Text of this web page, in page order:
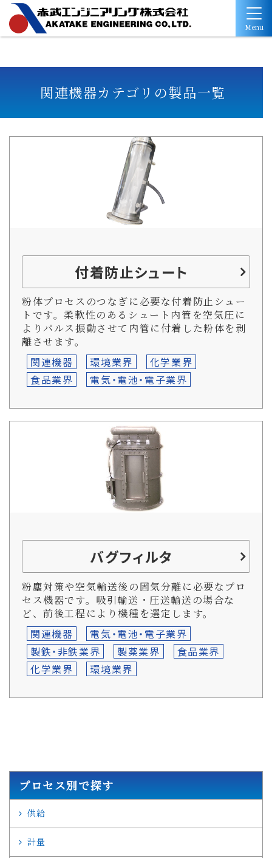
Menu
関連機器カテゴリの製品一覧
付着防止シュート
粉体プロセスのつなぎに必要な付着防止シュー
トです。柔軟性のあるシュート内管を空気圧に
よりパルス振動させて内管に付着した粉体を剥
離させます。
関連機器 環境業界
化学業界
食品業界
電気・電池・電子業界
バグフィルタ
粉塵対策や空気輸送後の固気分離に必要なプロ
セス機器です。吸引輸送・圧送輸送の場合な
ど、前後工程により機種を選定します。
関連機器
電気・電池・電子業界
製鉄・非鉄業界
製薬業界
食品業界
化学業界
環境業界
プロセス別で探す
供給
計量